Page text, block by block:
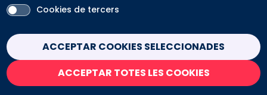
Cookies de tercers
ACCEPTAR COOKIES SELECCIONADES
ACCEPTAR TOTES LES COOKIES
Withdraw consent
PEU Avís legal Contacte
SEGUEIX-NOS